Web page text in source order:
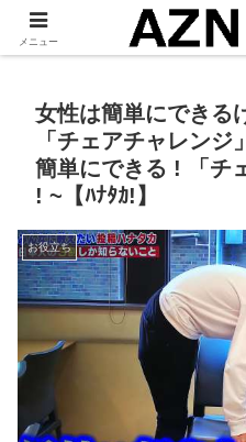
「 見たい・役立つ・面
女性は簡単にできる
「チェアチャレン
簡単にできる ! 「チ
! ~【ﾊﾅﾀｶ!】
お役立ち
メニュー